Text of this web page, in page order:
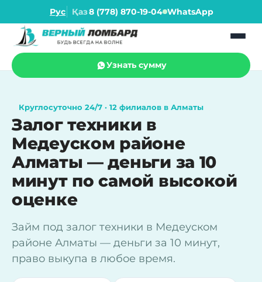
Рус Қаз8 (778) 870-19-04 WhatsApp
Узнать сумму
Круглосуточно 24/7 · 12 филиалов в Алматы
Залог техники в
Медеуском районе
Алматы — деньги за 10
минут по самой высокой
оценке
Займ под залог техники в Медеуском
районе Алматы — деньги за 10 минут,
право выкупа в любое время.